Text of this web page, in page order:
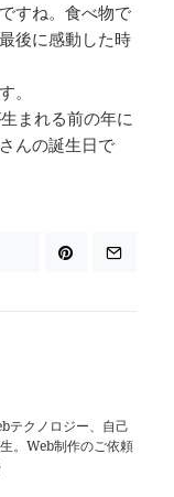
すね。食べ物で
後に感動した時
。
まれる前の年に
んの誕生日で
テクノロジー、自己
。Web制作のご依頼